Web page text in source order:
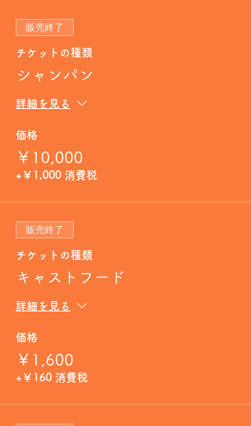
販売終了
チケットの種類
シャンパン
詳細を見る
価格
￥10,000
+￥1,000 消費税
販売終了
チケットの種類
キャストフード
詳細を見る
価格
￥1,600
+￥160 消費税